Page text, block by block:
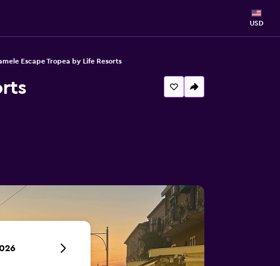
USD
Escape Tropea by Life Resorts